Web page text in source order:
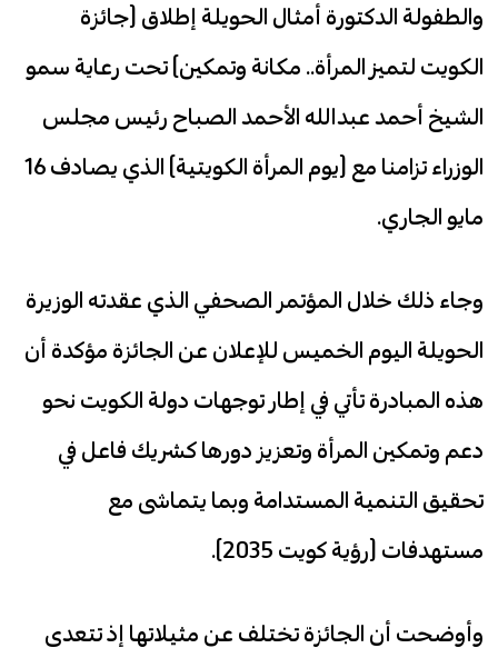
والطفولة الدكتورة أمثال الحويلة إطلاق (جائزة
الكويت لتميز المرأة.. مكانة وتمكين) تحت رعاية سمو
الشيخ أحمد عبدالله الأحمد الصباح رئيس مجلس
الوزراء تزامنا مع (يوم المرأة الكويتية) الذي يصادف 16
مايو الجاري.
وجاء ذلك خلال المؤتمر الصحفي الذي عقدته الوزيرة
الحويلة اليوم الخميس للإعلان عن الجائزة مؤكدة أن
هذه المبادرة تأتي في إطار توجهات دولة الكويت نحو
دعم وتمكين المرأة وتعزيز دورها كشريك فاعل في
تحقيق التنمية المستدامة وبما يتماشى مع
مستهدفات (رؤية كويت 2035).
وأوضحت أن الجائزة تختلف عن مثيلاتها إذ تتعدى